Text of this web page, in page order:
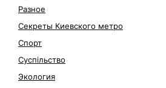
Разное
Секреты Киевского метро
Спорт
Суспільство
Экология